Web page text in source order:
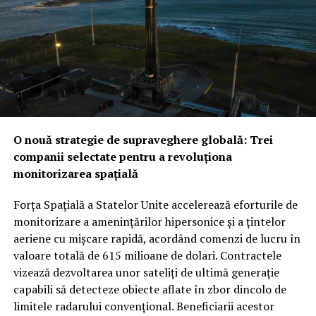
configurația trilaterală semnalează o schimbare majoră
în arhitectura de securitate a regiunii.
Provocarea iraniană: Între descurajarea strategică și
testul realității din terenNoua alianță ar putea fi
testată mult mai curând decât se anticipa, pe fondul
amenințărilor constante venite din partea forțelor
vedea cu ochi buni această redistribuire a
responsabilităților de securitate între aliații săi
regionali, unii analiști rămân sceptici cu privire la
Rămâne de văzut dacă, în cazul unui atac iminent din
partea proxy-urilor Teheranului, Ankara și Islamabadul
vor interveni militar pentru a proteja regatul saudit,
transformând semnăturile de astăzi într-o realitate
operativă.
O nouă strategie de supraveghere globală: Trei
companii selectate pentru a revoluționa
monitorizarea spațială
Forța Spațială a Statelor Unite accelerează eforturile de
monitorizare a amenințărilor hipersonice și a țintelor
aeriene cu mișcare rapidă, acordând comenzi de lucru în
valoare totală de 615 milioane de dolari. Contractele
vizează dezvoltarea unor sateliți de ultimă generație
capabili să detecteze obiecte aflate în zbor dincolo de
limitele radarului convențional. Beneficiarii acestor